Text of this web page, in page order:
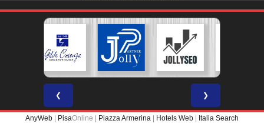
❮ ❯
AnyWeb PisaOnline | Piazza Armerina Hotels Web Italia Search